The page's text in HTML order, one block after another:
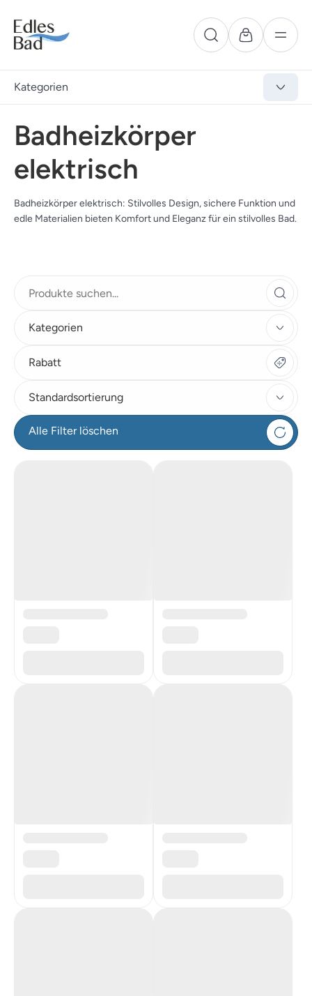
Kategorien
Badheizkörper
elektrisch
Badheizkörper elektrisch: Stilvolles Design, sichere Funktion und
edle Materialien bieten Komfort und Eleganz für ein stilvolles Bad.
Kategorien
Rabatt
Standardsortierung
Alle Filter löschen